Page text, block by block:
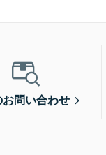
問い合わせ